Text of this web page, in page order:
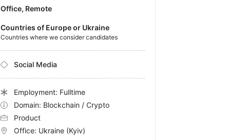
Office, Remote
Countries of Europe or Ukraine
Countries where we consider candidates
Social Media
Employment: Fulltime
Domain: Blockchain / Crypto
Product
Office: Ukraine (Kyiv)